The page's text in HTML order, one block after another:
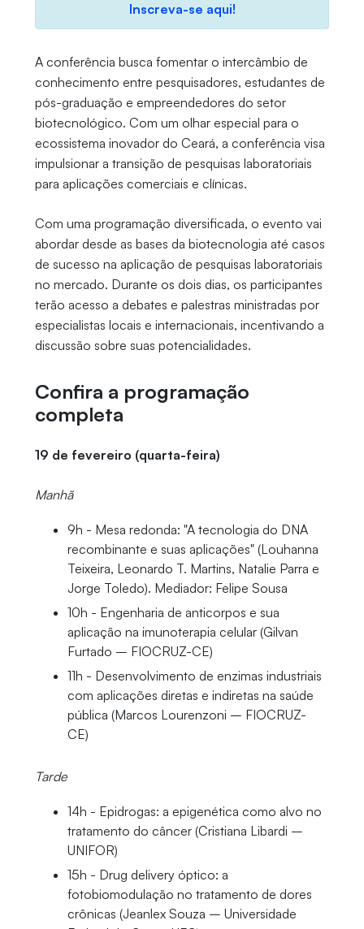
Inscreva-se aqui!
A conferência busca fomentar o intercâmbio de
conhecimento entre pesquisadores, estudantes de
pós-graduação e empreendedores do setor
biotecnológico. Com um olhar especial para o
ecossistema inovador do Ceará, a conferência visa
impulsionar a transição de pesquisas laboratoriais
para aplicações comerciais e clínicas.
Com uma programação diversificada, o evento vai
abordar desde as bases da biotecnologia até casos
de sucesso na aplicação de pesquisas laboratoriais
no mercado. Durante os dois dias, os participantes
terão acesso a debates e palestras ministradas por
especialistas locais e internacionais, incentivando a
discussão sobre suas potencialidades.
Confira a programação
completa
19 de fevereiro (quarta-feira)
Manhã
9h - Mesa redonda: "A tecnologia do DNA
recombinante e suas aplicações" (Louhanna
Teixeira, Leonardo T. Martins, Natalie Parra e
Jorge Toledo). Mediador: Felipe Sousa
10h - Engenharia de anticorpos e sua
aplicação na imunoterapia celular (Gilvan
Furtado – FIOCRUZ-CE)
11h - Desenvolvimento de enzimas industriais
com aplicações diretas e indiretas na saúde
pública (Marcos Lourenzoni – FIOCRUZ-
CE)
Tarde
14h - Epidrogas: a epigenética como alvo no
tratamento do câncer (Cristiana Libardi –
UNIFOR)
15h - Drug delivery óptico: a
fotobiomodulação no tratamento de dores
crônicas (Jeanlex Souza – Universidade